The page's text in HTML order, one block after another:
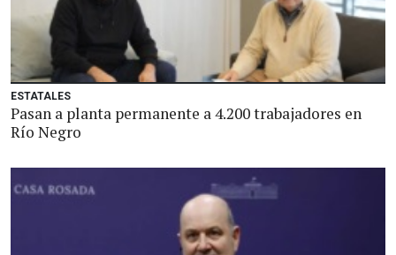
ESTATALES
Pasan a planta permanente a 4.200 trabajadores en
Río Negro